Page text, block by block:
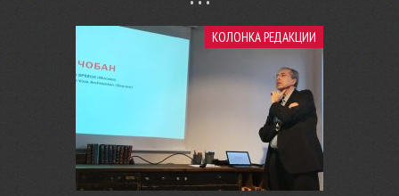
КОЛОНКА РЕДАКЦИИ